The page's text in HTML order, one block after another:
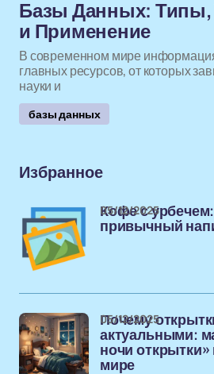
Базы Данных: Типы,
и Применение
В современном мире
главных ресурсов, от которых
науки и
базы данных
Избранное
Кофе с
привычный
05/12/2025
Почему
актуальными:
ночи
мире
05/12/2025